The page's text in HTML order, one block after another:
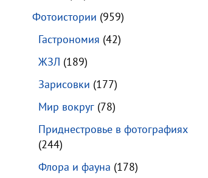
Фотоистории (959)
Гастрономия (42)
ЖЗЛ (189)
Зарисовки (177)
Мир вокруг(78)
Приднестровье в фотографиях
(244)
Флора и фауна (178)